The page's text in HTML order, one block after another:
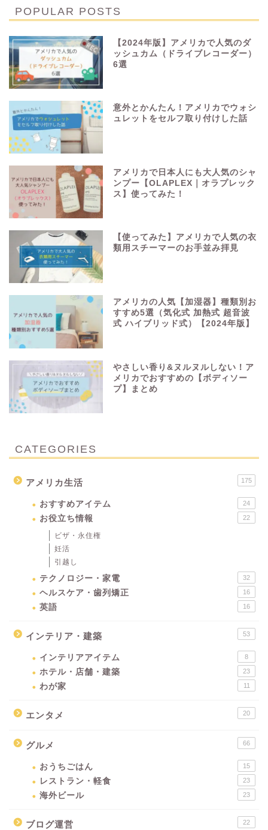
POPULAR POSTS
【2024年版】アメリカで人気のダ
ッシュカム（ドライブレコーダー）
6選
意外とかんたん！アメリカでウォシ
ュレットをセルフ取り付けした話
アメリカで日本人にも大人気のシャ
ンプー【OLAPLEX｜オラプレック
ス】使ってみた！
【使ってみた】アメリカで人気の衣
類用スチーマーのお手並み拝見
アメリカの人気【加湿器】種類別お
すすめ5選（気化式 加熱式 超音波
式 ハイブリッド式）【2024年版】
やさしい香り&ヌルヌルしない！ア
メリカでおすすめの【ボディソー
プ】まとめ
CATEGORIES
アメリカ生活 175
おすすめアイテム 24
お役立ち情報 22
ビザ・永住権
妊活
引越し
テクノロジー・家電 32
ヘルスケア・歯列矯正 16
英語 16
インテリア・建築 53
インテリアアイテム 8
ホテル・店舗・建築 23
わが家 11
エンタメ 20
グルメ 66
おうちごはん 15
レストラン・軽食 23
海外ビール 23
ブログ運営 22